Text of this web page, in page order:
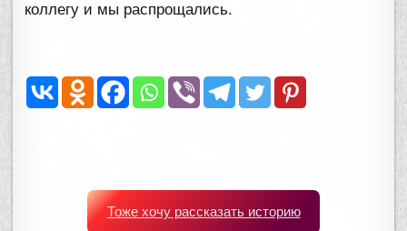
коллегу и мы распрощались.
Тоже хочу рассказать историю